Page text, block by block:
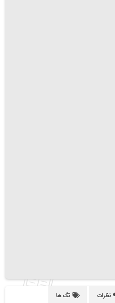
نظرات تگ ها